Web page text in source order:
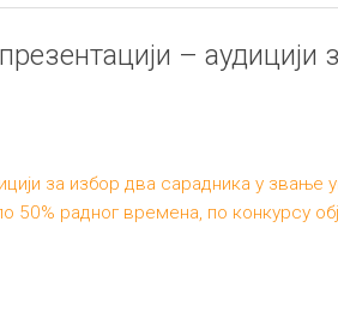
–
за избор два сарадника у звање
50% радног времена, по конкурсу